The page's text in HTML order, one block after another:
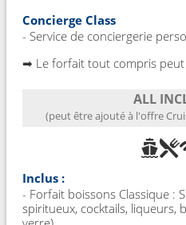
Concierge Class
- Service de conciergerie
➡ Le forfait tout compris
ALL
(peut être ajouté à l'offre
Inclus :
- Forfait boissons Classique :
spiritueux, cocktails, liqueurs,